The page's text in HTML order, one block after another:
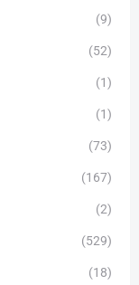
(9)
(52)
(1)
(1)
(73)
(167)
(2)
(529)
(18)